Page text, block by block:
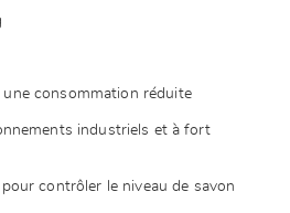
une consommation réduite
industriels et à fort
contrôler le niveau de savon